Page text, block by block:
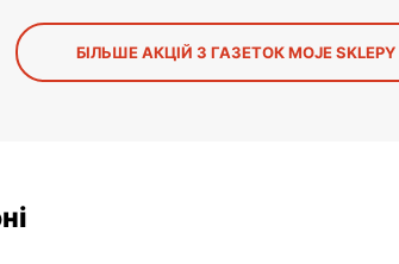
БІЛЬШЕ АКЦІЙ З ГАЗЕТОК MOJE SKLEPY